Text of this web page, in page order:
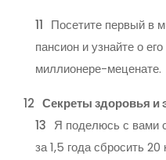
Посетите первый в
пансион и узнайте о
миллионере-меценате.
Секреты здоровья и
Я поделюсь с вами
за 1,5 года сбросить